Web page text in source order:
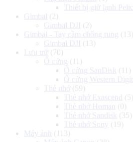
Thiết bị giữ lạnh
Gimbal (2)
Gimbal DJI (2)
Gimbal - Tay cầm chống rung (13)
Gimbal DJI (13)
Lưu trữ (70)
Ổ cứng (11)
Ổ cứng SanDisk (11)
Ổ cứng Western
Thẻ nhớ (59)
Thẻ nhớ Exascend
(5)
Thẻ nhớ Homan
(0)
Thẻ nhớ Sandisk (35)
Thẻ nhớ Sony (19)
Máy ảnh
(113)